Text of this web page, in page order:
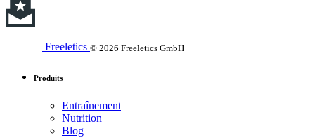
Freeletics © 2026 Freeletics GmbH
Produits
Entraînement
Nutrition
Blog